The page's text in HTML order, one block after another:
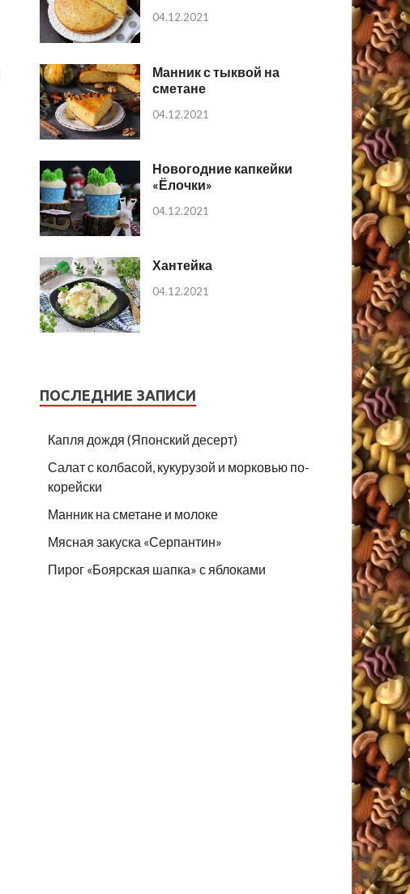
04.12.2021
Манник с тыквой на
сметане
04.12.2021
Новогодние капкейки
«Ёлочки»
04.12.2021
Хантейка
04.12.2021
ПОСЛЕДНИЕ ЗАПИСИ
Капля дождя (Японский десерт)
Салат с колбасой, кукурузой и морковью по-
корейски
Манник на сметане и молоке
Мясная закуска «Серпантин»
Пирог «Боярская шапка» с яблоками